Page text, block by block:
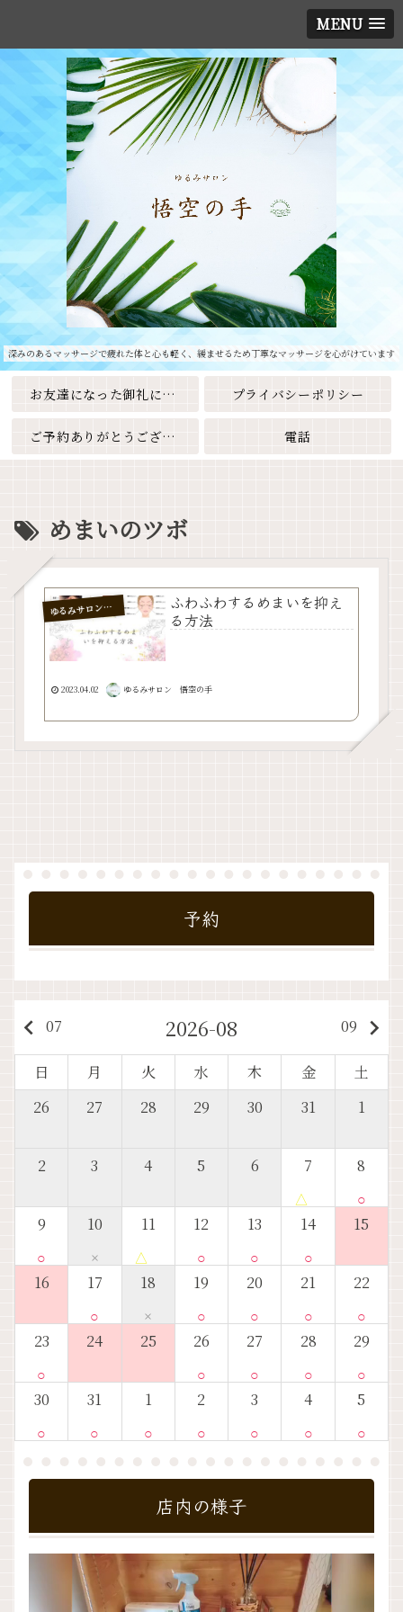
MENU
深みのあるマッサージで疲れた体と心も軽く、緩ませるため丁寧なマッサージを心がけています
お友達になった御礼に素敵なクーポンをプレゼント🎁 プライバシーポリシー
ご予約ありがとうございます 電話
めまいのツボ
ゆるみサロン 悟空の手
ふわふわするめまいを抑え
る方法
2023.04.02 ゆるみサロン 悟空の手
予約
keyboard_arrow_left 07 2026-08 09 keyboard_arrow_right
日 月 火 水 木 金
土
26
27 28 29 30 31 1
2 3 4 5 6 7
△
8
○
9
○
10
×
11
△
12
○
13
○
14
○
15
16 17
○
18
×
19
○
20
○
21
○
22
○
23
○
24 25 26
○
27
○
28
○
29
○
30
○
31
○
1
○
2
○
3
○
4
○
5
○
店内の様子